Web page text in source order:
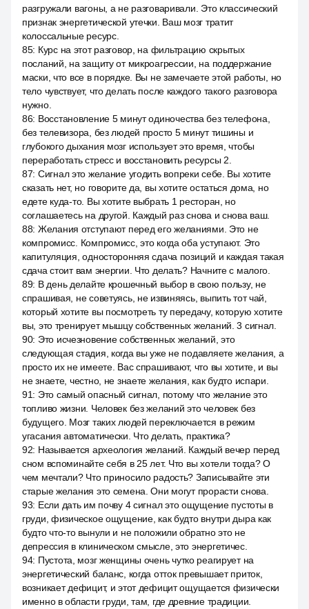
разгружали вагоны, а не разговаривали. Это классический
признак энергетической утечки. Ваш мозг тратит
колоссальные ресурс.
85: Курс на этот разговор, на фильтрацию скрытых
посланий, на защиту от микроагрессии, на поддержание
маски, что все в порядке. Вы не замечаете этой работы, но
тело чувствует, что делать после каждого такого разговора
нужно.
86: Восстановление 5 минут одиночества без телефона,
без телевизора, без людей просто 5 минут тишины и
глубокого дыхания мозг использует это время, чтобы
переработать стресс и восстановить ресурсы 2.
87: Сигнал это желание угодить вопреки себе. Вы хотите
сказать нет, но говорите да, вы хотите остаться дома, но
едете куда-то. Вы хотите выбрать 1 ресторан, но
соглашаетесь на другой. Каждый раз снова и снова ваш.
88: Желания отступают перед его желаниями. Это не
компромисс. Компромисс, это когда оба уступают. Это
капитуляция, односторонняя сдача позиций и каждая такая
сдача стоит вам энергии. Что делать? Начните с малого.
89: В день делайте крошечный выбор в свою пользу, не
спрашивая, не советуясь, не извиняясь, выпить тот чай,
который хотите вы посмотреть ту передачу, которую хотите
вы, это тренирует мышцу собственных желаний. 3 сигнал.
90: Это исчезновение собственных желаний, это
следующая стадия, когда вы уже не подавляете желания, а
просто их не имеете. Вас спрашивают, что вы хотите, и вы
не знаете, честно, не знаете желания, как будто испари.
91: Это самый опасный сигнал, потому что желание это
топливо жизни. Человек без желаний это человек без
будущего. Мозг таких людей переключается в режим
угасания автоматически. Что делать, практика?
92: Называется археология желаний. Каждый вечер перед
сном вспоминайте себя в 25 лет. Что вы хотели тогда? О
чем мечтали? Что приносило радость? Записывайте эти
старые желания это семена. Они могут прорасти снова.
93: Если дать им почву 4 сигнал это ощущение пустоты в
груди, физическое ощущение, как будто внутри дыра как
будто что-то вынули и не положили обратно это не
депрессия в клиническом смысле, это энергетичес.
94: Пустота, мозг женщины очень чутко реагирует на
энергетический баланс, когда отток превышает приток,
возникает дефицит, и этот дефицит ощущается физически
именно в области груди, там, где древние традиции.